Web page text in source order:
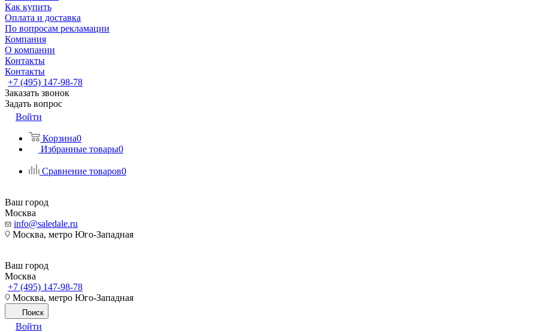
Как купить
Оплата и доставка
По вопросам рекламации
Компания
О компании
Контакты
Контакты
+7 (495) 147-98-78
Заказать звонок
Задать вопрос
Войти
Корзина0
Избранные товары0
Сравнение товаров0
Ваш город
Москва
info@saledale.ru
Москва, метро Юго-Западная
Ваш город
Москва
+7 (495) 147-98-78
Москва, метро Юго-Западная
Поиск
Войти